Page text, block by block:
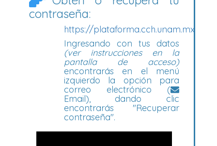
contraseña:
https://plataforma.cch.unam.mx
Ingresando con tus datos
(ver instrucciones en la
pantalla de acceso)
encontrarás en el menú
izquierdo la opción para
correo electrónico (
Email), dando clic
encontrarás "Recuperar
contraseña".